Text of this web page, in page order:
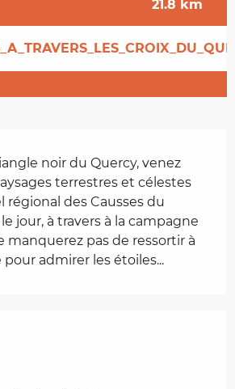
21.8 km
noir du Quercy, venez
terrestres et célestes
régional des Causses du
jour, à travers à la campagne
manquerez pas de ressortir à
admirer les étoiles...